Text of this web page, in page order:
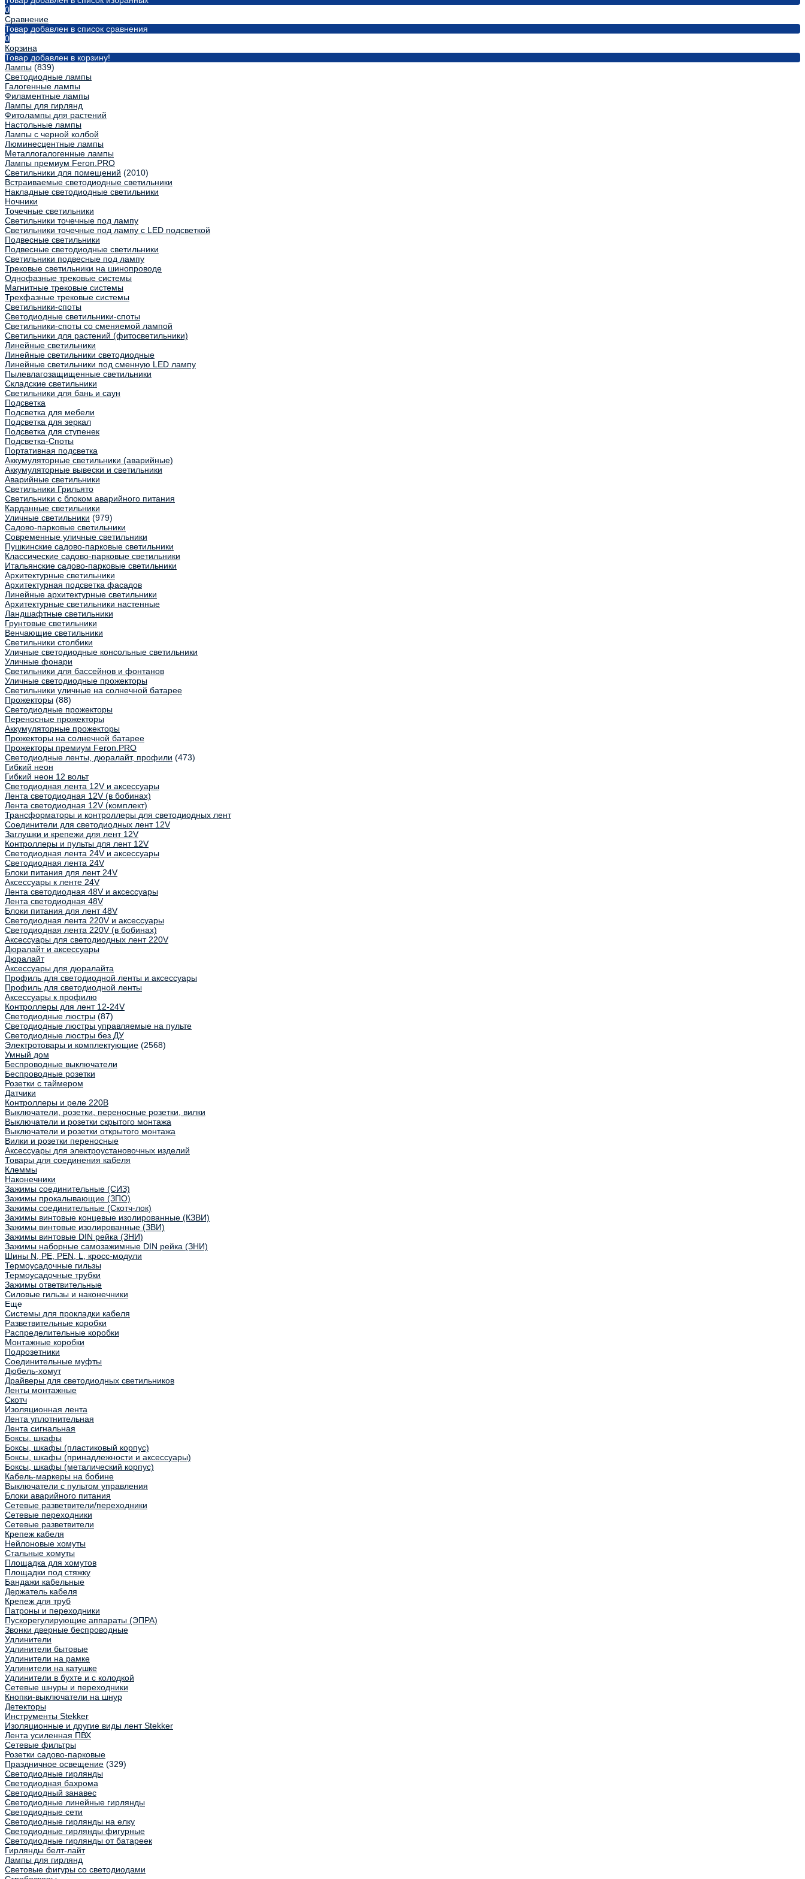
0
Сравнение
Товар добавлен в список сравнения
0
Корзина
Товар добавлен в корзину!
Лампы (839)
Светодиодные лампы
Галогенные лампы
Филаментные лампы
Лампы для гирлянд
Фитолампы для растений
Настольные лампы
Лампы с черной колбой
Люминесцентные лампы
Металлогалогенные лампы
Лампы премиум Feron.PRO
Светильники для помещений (2010)
Встраиваемые светодиодные светильники
Накладные светодиодные светильники
Ночники
Точечные светильники
Светильники точечные под лампу
Светильники точечные под лампу с LED подсветкой
Подвесные светильники
Подвесные светодиодные светильники
Светильники подвесные под лампу
Трековые светильники на шинопроводе
Однофазные трековые системы
Магнитные трековые системы
Трехфазные трековые системы
Светильники-споты
Светодиодные светильники-споты
Светильники-споты со сменяемой лампой
Светильники для растений (фитосветильники)
Линейные светильники
Линейные светильники светодиодные
Линейные светильники под сменную LED лампу
Пылевлагозащищенные светильники
Складские светильники
Светильники для бань и саун
Подсветка
Подсветка для мебели
Подсветка для зеркал
Подсветка для ступенек
Подсветка-Споты
Портативная подсветка
Аккумуляторные светильники (аварийные)
Аккумуляторные вывески и светильники
Аварийные светильники
Светильники Грильято
Светильники с блоком аварийного питания
Карданные светильники
Уличные светильники (979)
Садово-парковые светильники
Современные уличные светильники
Пушкинские садово-парковые светильники
Классические садово-парковые светильники
Итальянские садово-парковые светильники
Архитектурные светильники
Архитектурная подсветка фасадов
Линейные архитектурные светильники
Архитектурные светильники настенные
Ландшафтные светильники
Грунтовые светильники
Венчающие светильники
Светильники столбики
Уличные светодиодные консольные светильники
Уличные фонари
Светильники для бассейнов и фонтанов
Уличные светодиодные прожекторы
Светильники уличные на солнечной батарее
Прожекторы (88)
Светодиодные прожекторы
Переносные прожекторы
Аккумуляторные прожекторы
Прожекторы на солнечной батарее
Прожекторы премиум Feron.PRO
Светодиодные ленты, дюралайт, профили (473)
Гибкий неон
Гибкий неон 12 вольт
Светодиодная лента 12V и аксессуары
Лента светодиодная 12V (в бобинах)
Лента светодиодная 12V (комплект)
Трансформаторы и контроллеры для светодиодных лент
Соединители для светодиодных лент 12V
Заглушки и крепежи для лент 12V
Контроллеры и пульты для лент 12V
Светодиодная лента 24V и аксессуары
Светодиодная лента 24V
Блоки питания для лент 24V
Аксессуары к ленте 24V
Лента светодиодная 48V и аксессуары
Лента светодиодная 48V
Блоки питания для лент 48V
Светодиодная лента 220V и аксессуары
Светодиодная лента 220V (в бобинах)
Аксессуары для светодиодных лент 220V
Дюралайт и аксессуары
Дюралайт
Аксессуары для дюралайта
Профиль для светодиодной ленты и аксессуары
Профиль для светодиодной ленты
Аксессуары к профилю
Контроллеры для лент 12-24V
Светодиодные люстры (87)
Светодиодные люстры управляемые на пульте
Светодиодные люстры без ДУ
Электротовары и комплектующие (2568)
Умный дом
Беспроводные выключатели
Беспроводные розетки
Розетки с таймером
Датчики
Контроллеры и реле 220В
Выключатели, розетки, переносные розетки, вилки
Выключатели и розетки скрытого монтажа
Выключатели и розетки открытого монтажа
Вилки и розетки переносные
Аксессуары для электроустановочных изделий
Товары для соединения кабеля
Клеммы
Наконечники
Зажимы соединительные (СИЗ)
Зажимы прокалывающие (ЗПО)
Зажимы соединительные (Скотч-лок)
Зажимы винтовые концевые изолированные (КЗВИ)
Зажимы винтовые изолированные (ЗВИ)
Зажимы винтовые DIN рейка (ЗНИ)
Зажимы наборные самозажимные DIN рейка (ЗНИ)
Шины N, PE, PEN, L, кросс-модули
Термоусадочные гильзы
Термоусадочные трубки
Зажимы ответвительные
Силовые гильзы и наконечники
Еще
Системы для прокладки кабеля
Разветвительные коробки
Распределительные коробки
Монтажные коробки
Подрозетники
Соединительные муфты
Дюбель-хомут
Драйверы для светодиодных светильников
Ленты монтажные
Скотч
Изоляционная лента
Лента уплотнительная
Лента сигнальная
Боксы, шкафы
Боксы, шкафы (пластиковый корпус)
Боксы, шкафы (принадлежности и аксессуары)
Боксы, шкафы (металический корпус)
Кабель-маркеры на бобине
Выключатели с пультом управления
Блоки аварийного питания
Сетевые разветвители/переходники
Сетевые переходники
Сетевые разветвители
Крепеж кабеля
Нейлоновые хомуты
Стальные хомуты
Площадка для хомутов
Площадки под стяжку
Бандажи кабельные
Держатель кабеля
Крепеж для труб
Патроны и переходники
Пускорегулирующие аппараты (ЭПРА)
Звонки дверные беспроводные
Удлинители
Удлинители бытовые
Удлинители на рамке
Удлинители на катушке
Удлинители в бухте и с колодкой
Сетевые шнуры и переходники
Кнопки-выключатели на шнур
Детекторы
Инструменты Stekker
Изоляционные и другие виды лент Stekker
Лента усиленная ПВХ
Сетевые фильтры
Розетки садово-парковые
Праздничное освещение (329)
Светодиодные гирлянды
Светодиодная бахрома
Светодиодный занавес
Светодиодные линейные гирлянды
Светодиодные сети
Светодиодные гирлянды на елку
Светодиодные гирлянды фигурные
Светодиодные гирлянды от батареек
Гирлянды белт-лайт
Лампы для гирлянд
Световые фигуры со светодиодами